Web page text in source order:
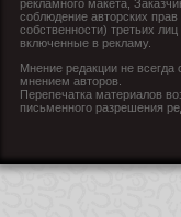
рекламного макета,
соблюдение авторских прав
собственности) третьих лиц
включенные в рекламу.
Мнение редакции не всегда
мнением авторов.
Перепечатка материалов
письменного разрешения